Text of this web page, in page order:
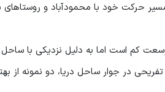
مسیر حرکت خود با محمودآباد و
کم است اما به دلیل نزدیکی با ساحل
در جوار ساحل دریا، دو نمونه از